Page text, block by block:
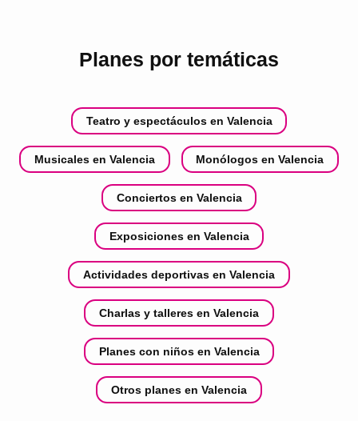
Planes por temáticas
Teatro y espectáculos en Valencia
Musicales en Valencia Monólogos en Valencia
Conciertos en Valencia
Exposiciones en Valencia
Actividades deportivas en Valencia
Charlas y talleres en Valencia
Planes con niños en Valencia
Otros planes en Valencia